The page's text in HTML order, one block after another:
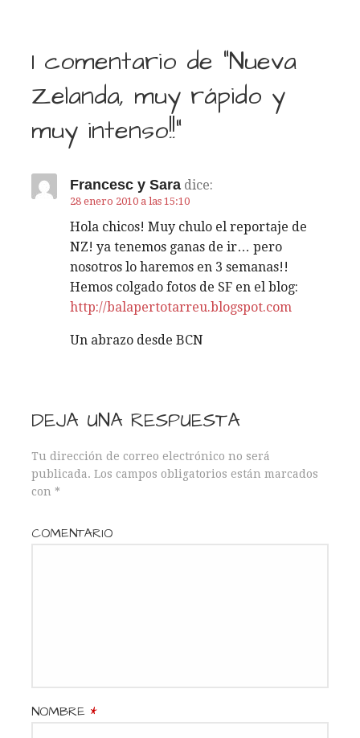
1 comentario de “Nueva
Zelanda, muy rápido y
muy intenso!!”
Francesc y Sara dice:
28 enero 2010 a las 15:10
Hola chicos! Muy chulo el reportaje de
NZ! ya tenemos ganas de ir… pero
nosotros lo haremos en 3 semanas!!
Hemos colgado fotos de SF en el blog:
http://balapertotarreu.blogspot.com
Un abrazo desde BCN
DEJA UNA RESPUESTA
Tu dirección de correo electrónico no será
publicada. Los campos obligatorios están marcados
con *
COMENTARIO
NOMBRE *